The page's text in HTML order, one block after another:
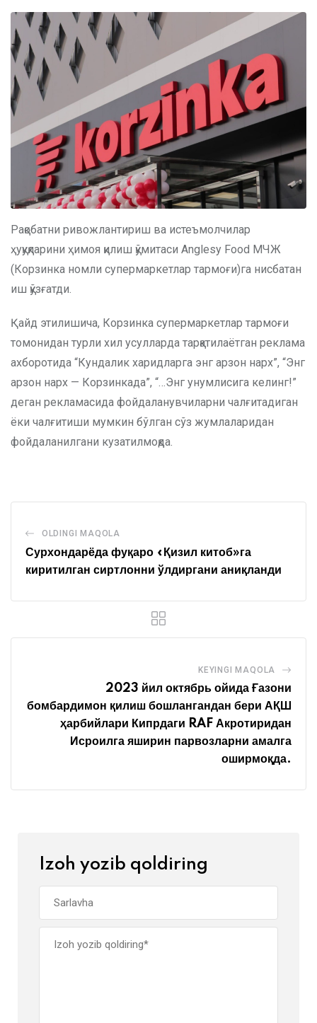
Рақобатни ривожлантириш ва истеъмолчилар
ҳуқуқларини ҳимоя қилиш қўмитаси Anglesy Food МЧЖ
(Корзинка номли супермаркетлар тармоғи)га нисбатан
иш қўзғатди.
Қайд этилишича, Корзинка супермаркетлар тармоғи
томонидан турли хил усулларда тарқатилаётган реклама
ахборотида “Кундалик харидларга энг арзон нарх”, “Энг
арзон нарх — Корзинкада”, “…Энг унумлисига келинг!”
деган рекламасида фойдаланувчиларни чалғитадиган
ёки чалғитиши мумкин бўлган сўз жумлаларидан
фойдаланилгани кузатилмоқда.
OLDINGI MAQOLA
Сурхондарёда фуқаро «Қизил китоб»га
киритилган сиртлонни ўлдиргани аниқланди
KEYINGI MAQOLA
2023 йил октябрь ойида Ғазони
бомбардимон қилиш бошлангандан бери АҚШ
ҳарбийлари Кипрдаги RAF Акротиридан
Исроилга яширин парвозларни амалга
оширмоқда.
Izoh yozib qoldiring